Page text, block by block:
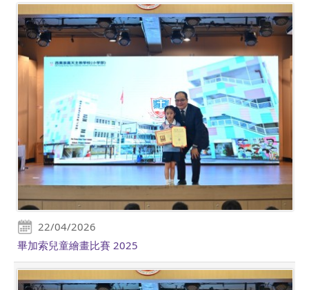
22/04/2026
畢加索兒童繪畫比賽 2025